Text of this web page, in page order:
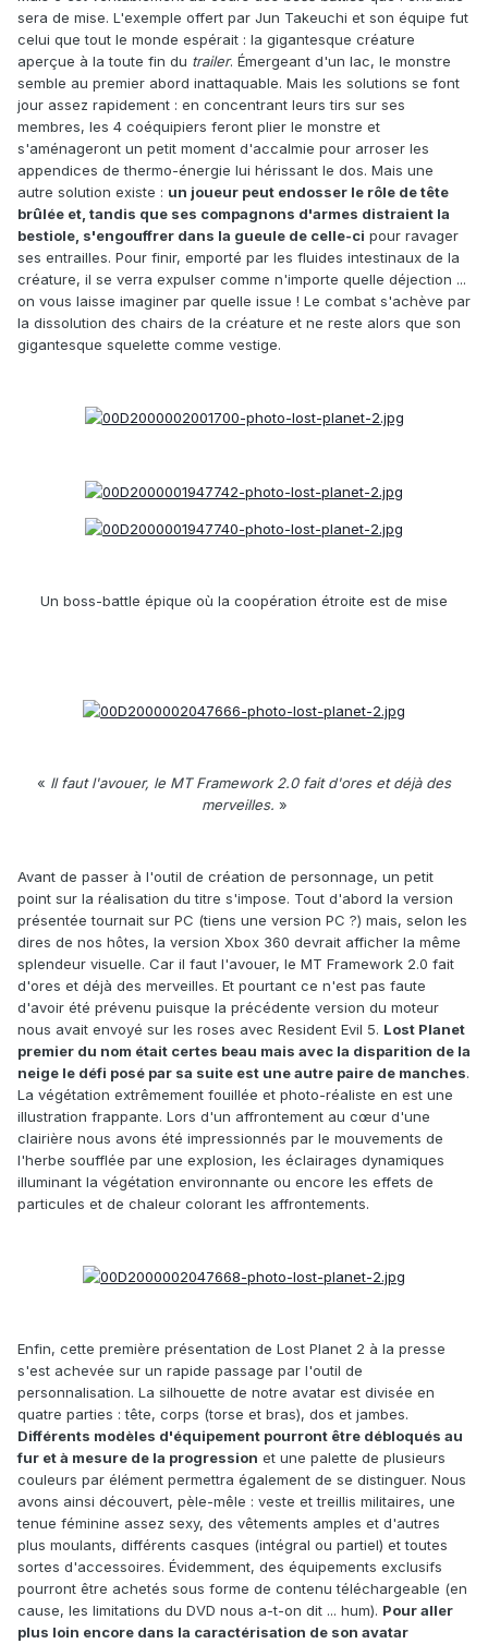
sera de mise. L'exemple offert par Jun Takeuchi et son équipe fut
celui que tout le monde espérait : la gigantesque créature
aperçue à la toute fin du trailer. Émergeant d'un lac, le monstre
semble au premier abord inattaquable. Mais les solutions se font
jour assez rapidement : en concentrant leurs tirs sur ses
membres, les 4 coéquipiers feront plier le monstre et
s'aménageront un petit moment d'accalmie pour arroser les
appendices de thermo-énergie lui hérissant le dos. Mais une
autre solution existe : un joueur peut endosser le rôle de tête
brûlée et, tandis que ses compagnons d'armes distraient la
bestiole, s'engouffrer dans la gueule de celle-ci pour ravager
ses entrailles. Pour finir, emporté par les fluides intestinaux de la
créature, il se verra expulser comme n'importe quelle déjection ...
on vous laisse imaginer par quelle issue ! Le combat s'achève par
la dissolution des chairs de la créature et ne reste alors que son
gigantesque squelette comme vestige.
Un boss-battle épique où la coopération étroite est de mise
« Il faut l'avouer, le MT Framework 2.0 fait d'ores et déjà des
merveilles. »
Avant de passer à l'outil de création de personnage, un petit
point sur la réalisation du titre s'impose. Tout d'abord la version
présentée tournait sur PC (tiens une version PC ?) mais, selon les
dires de nos hôtes, la version Xbox 360 devrait afficher la même
splendeur visuelle. Car il faut l'avouer, le MT Framework 2.0 fait
d'ores et déjà des merveilles. Et pourtant ce n'est pas faute
d'avoir été prévenu puisque la précédente version du moteur
nous avait envoyé sur les roses avec Resident Evil 5. Lost Planet
premier du nom était certes beau mais avec la disparition de la
neige le défi posé par sa suite est une autre paire de manches.
La végétation extrêmement fouillée et photo-réaliste en est une
illustration frappante. Lors d'un affrontement au cœur d'une
clairière nous avons été impressionnés par le mouvements de
l'herbe soufflée par une explosion, les éclairages dynamiques
illuminant la végétation environnante ou encore les effets de
particules et de chaleur colorant les affrontements.
Enfin, cette première présentation de Lost Planet 2 à la presse
s'est achevée sur un rapide passage par l'outil de
personnalisation. La silhouette de notre avatar est divisée en
quatre parties : tête, corps (torse et bras), dos et jambes.
Différents modèles d'équipement pourront être débloqués au
fur et à mesure de la progression et une palette de plusieurs
couleurs par élément permettra également de se distinguer. Nous
avons ainsi découvert, pèle-mêle : veste et treillis militaires, une
tenue féminine assez sexy, des vêtements amples et d'autres
plus moulants, différents casques (intégral ou partiel) et toutes
sortes d'accessoires. Évidemment, des équipements exclusifs
pourront être achetés sous forme de contenu téléchargeable (en
cause, les limitations du DVD nous a-t-on dit ... hum). Pour aller
plus loin encore dans la caractérisation de son avatar